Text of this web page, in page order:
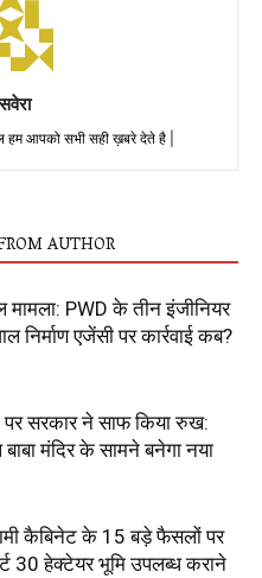
हम आपको सभी सही ख़बरे देते है |
AUTHOR
मामला: PWD के तीन इंजीनियर
निर्माण एजेंसी पर कार्रवाई कब?
पर सरकार ने साफ किया रुख:
बाबा मंदिर के सामने बनेगा नया
कैबिनेट के 15 बड़े फैसलों पर
30 हेक्टेयर भूमि उपलब्ध कराने